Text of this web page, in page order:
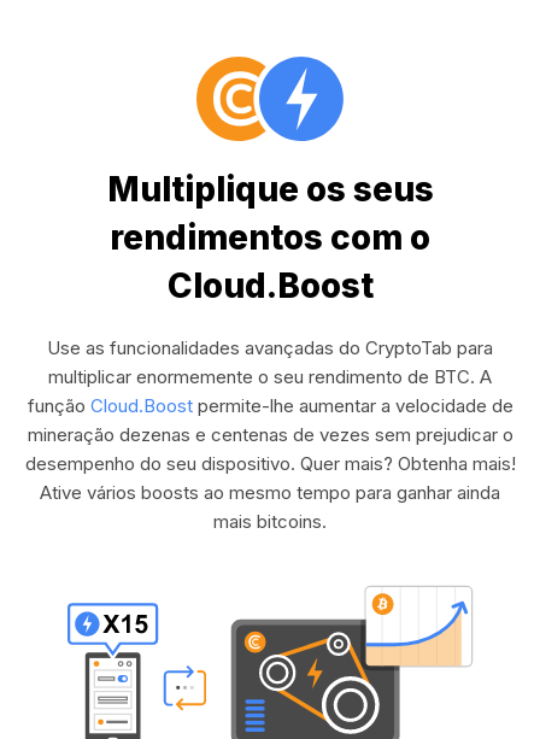
Multiplique os seus
rendimentos com o
Cloud.Boost
Use as funcionalidades avançadas do CryptoTab para
multiplicar enormemente o seu rendimento de BTC. A
função Cloud.Boostpermite-lhe aumentar a velocidade de
mineração dezenas e centenas de vezes sem prejudicar o
desempenho do seu dispositivo. Quer mais? Obtenha mais!
Ative vários boosts ao mesmo tempo para ganhar ainda
mais bitcoins.